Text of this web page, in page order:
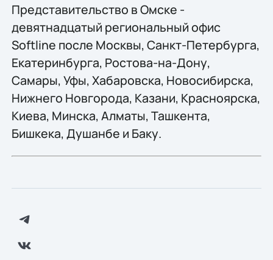
Представительство в Омске -
девятнадцатый региональный офис
Softline после Москвы, Санкт-Петербурга,
Екатеринбурга, Ростова-на-Дону,
Самары, Уфы, Хабаровска, Новосибирска,
Нижнего Новгорода, Казани, Красноярска,
Киева, Минска, Алматы, Ташкента,
Бишкека, Душанбе и Баку.